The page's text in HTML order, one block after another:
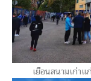
เยือนสนามเก่า